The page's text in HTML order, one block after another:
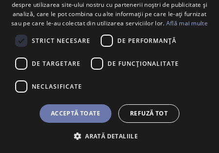
"U" a termina stagiunea 2024-2025 pe locul patru, în
spatele celor de la FCSB, CFR și Universitatea Craiova.
Acest loc i-a asigurat Universității Cluj prima prezență în
cupele europene după 53 de ani. „Studenții” au evoluat în
turul al doilea din UEFA Conference League împotriva
celor de la FC Ararat-Armenia. Partida tur s-a desfășurat
un număr considerabil de suporteri. Duelul de pe 24 iulie
s-a încheiat cu scor alb, astfel că soarta calificării s-a
jucat la Sibiu pe 31 iulie. După un start de meci ideal, cu
un gol marcat de Lukic în minutul 13. Armenii au egalat
BILETE U SHOP
despre utilizarea site-ului nostru cu partenerii noștri de publicitate și
analiză, care le pot combina cu alte informații pe care le-ați furnizat
sau pe care le-au colectat din utilizarea serviciilor lor. Află mai multe
STRICT NECESARE DE PERFORMANȚĂ
DE TARGETARE DE FUNCŢIONALITATE
NECLASIFICATE
ACCEPTĂ TOATE REFUZĂ TOT
ARATĂ DETALIILE